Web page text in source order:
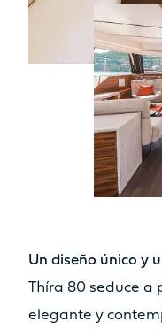
Un diseño único y
Thíra 80 seduce a
elegante y
Cocina
Más